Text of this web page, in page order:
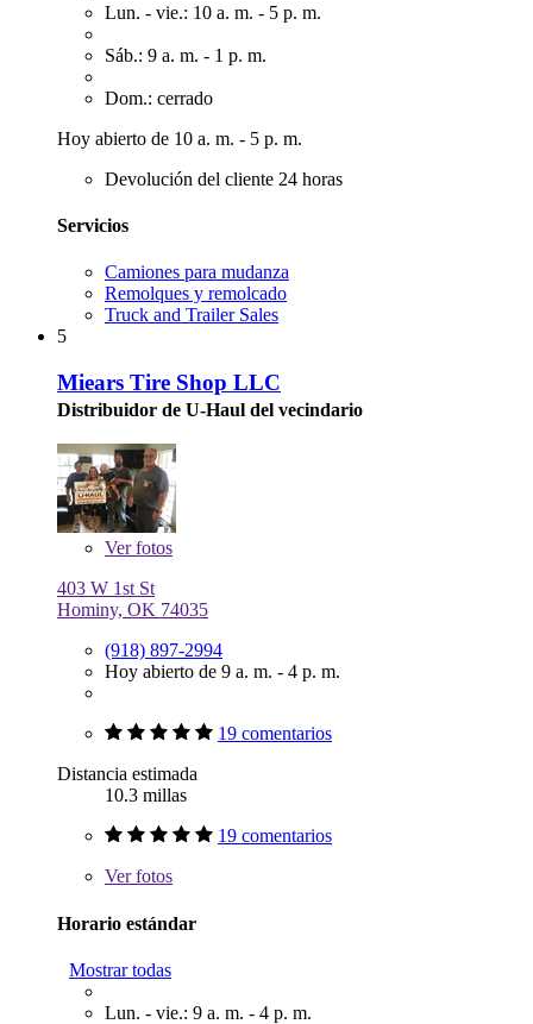
Lun. - vie.: 10 a. m. - 5 p. m.
Sáb.: 9 a. m. - 1 p. m.
Dom.: cerrado
Hoy abierto de 10 a. m. - 5 p. m.
Devolución del cliente 24 horas
Servicios
Camiones para mudanza
Remolques y remolcado
Truck and Trailer Sales
5
Miears Tire Shop LLC
Distribuidor de U-Haul del vecindario
Verfotos
403 W 1st St
Hominy, OK 74035
(918) 897-2994
Hoy abierto de 9 a. m. - 4 p. m.
19 comentarios
Distancia estimada
10.3 millas
19 comentarios
Verfotos
Horario estándar
Mostrar todas
Lun. - vie.: 9 a. m. - 4 p. m.